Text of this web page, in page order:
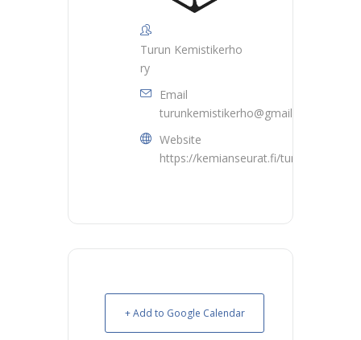
Turun Kemistikerho
ry
Email
turunkemistikerho@gmail.com
Website
https://kemianseurat.fi/turku/
+ Add to Google Calendar